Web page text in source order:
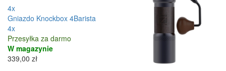
4x
Gniazdo Knockbox 4Barista
4x
Przesyłka za darmo
W magazynie
339,00 zł